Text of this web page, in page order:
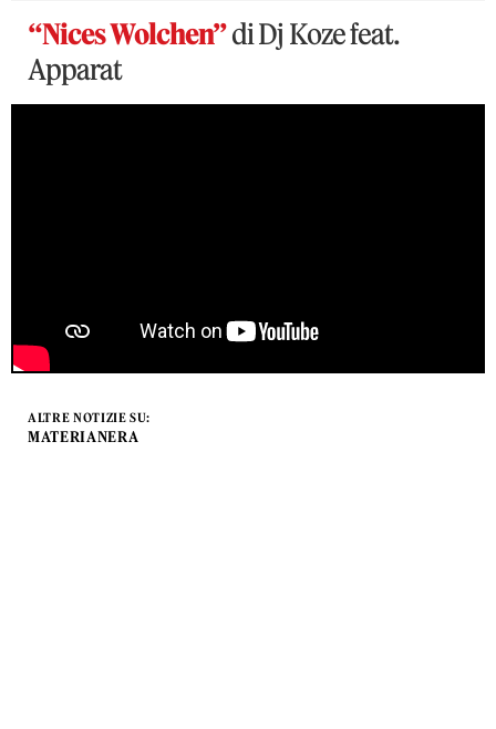
“Nices Wolchen”di Dj Koze feat.
Apparat
ALTRE NOTIZIE SU:
MATERIANERA